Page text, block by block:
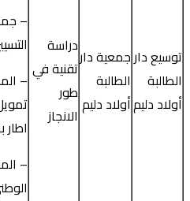
توسيع دار
الطالبة
أولاد دليم
جمعية دار
الطالبة
أولاد دليم
دراسة
تقنية في
طور
الانجاز
–
–
–